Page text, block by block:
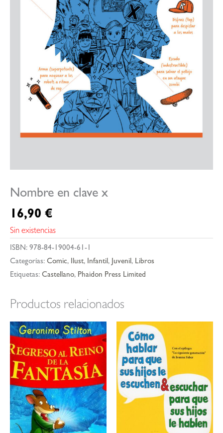
Nombre en clave x
16,90 €
Sin existencias
ISBN: 978-84-19004-61-1
Categorías: Comic, Ilust, Infantil, Juvenil, Libros
Etiquetas: Castellano, Phaidon Press Limited
Productos relacionados